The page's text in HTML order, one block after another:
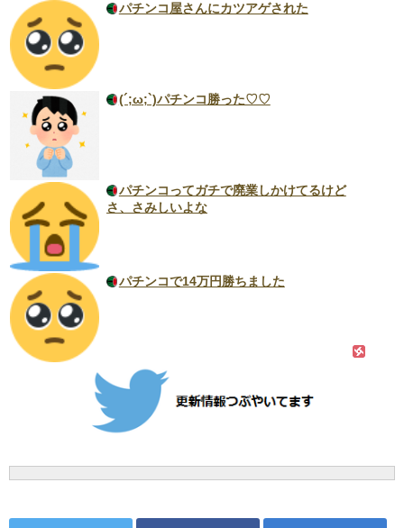
パチンコ屋さんにカツアゲされた
(´;ω;`)パチンコ勝った♡♡
パチンコってガチで廃業しかけてるけど
さ、さみしいよな
パチンコで14万円勝ちました